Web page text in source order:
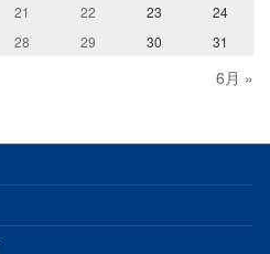
21 22 23
24
28 29 30 31
6月 »